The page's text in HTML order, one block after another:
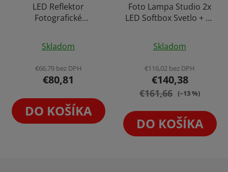
LED Reflektor
Fotografické
Multifunkčné LED
Ručné Štúdio Svetlo
hodnotenie
produktu
je
z
Skladom
€66,79 bez DPH
€80,81
DO KOŠÍKA
Foto Lampa Studio 2x
LED Softbox Svetlo + 2x
Ovládač (9000lm)
hodnotenie
produktu
je
4,2
5
hviezdičiek.
Skladom
€116,02 bez DPH
€140,38
€161,66 (–13 %)
DO KOŠÍKA